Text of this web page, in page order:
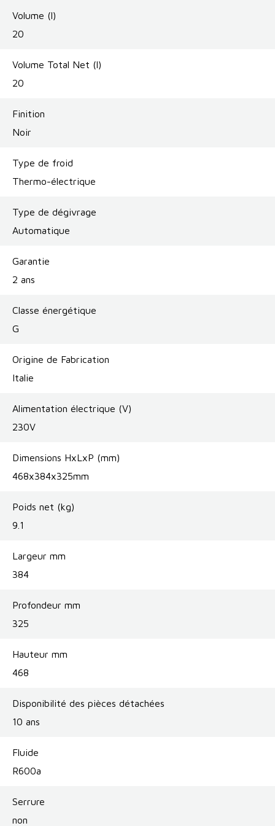
Volume (l)
20
Volume Total Net (l)
20
Finition
Noir
Type de froid
Thermo-électrique
Type de dégivrage
Automatique
Garantie
2 ans
Classe énergétique
G
Origine de Fabrication
Italie
Alimentation électrique (V)
230V
Dimensions HxLxP (mm)
468x384x325mm
Poids net (kg)
9.1
Largeur mm
384
Profondeur mm
325
Hauteur mm
468
Disponibilité des pièces détachées
10 ans
Fluide
R600a
Serrure
non